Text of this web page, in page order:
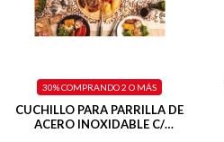
CUCHILLO PARA PARRILLA DE
ACERO INOXIDABLE C/
30%COMPRANDO 2 O MÁS